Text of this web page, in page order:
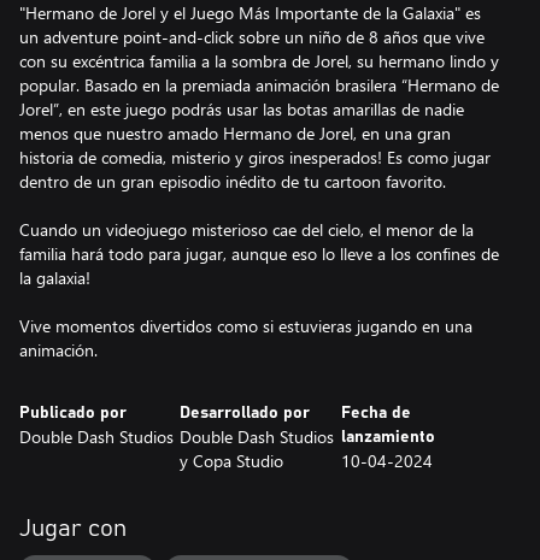
"Hermano de Jorel y el Juego Más Importante de la Galaxia" es
un adventure point-and-click sobre un niño de 8 años que vive
con su excéntrica familia a la sombra de Jorel, su hermano lindo y
popular. Basado en la premiada animación brasilera “Hermano de
Jorel”, en este juego podrás usar las botas amarillas de nadie
menos que nuestro amado Hermano de Jorel, en una gran
historia de comedia, misterio y giros inesperados! Es como jugar
dentro de un gran episodio inédito de tu cartoon favorito.
Cuando un videojuego misterioso cae del cielo, el menor de la
familia hará todo para jugar, aunque eso lo lleve a los confines de
la galaxia!
Vive momentos divertidos como si estuvieras jugando en una
animación.
Publicado por
Double Dash Studios
Desarrollado por
Double Dash Studios
y Copa Studio
Fecha de
lanzamiento
10-04-2024
Jugar con